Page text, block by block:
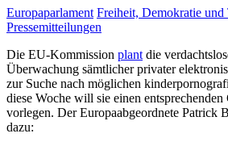
Europaparlament Freiheit, Demokratie und
Pressemitteilungen
Die EU-Kommission plant die
Überwachung sämtlicher privater
zur Suche nach möglichen
diese Woche will sie einen entsprechenden
vorlegen. Der Europaabgeordnete Patrick
dazu: